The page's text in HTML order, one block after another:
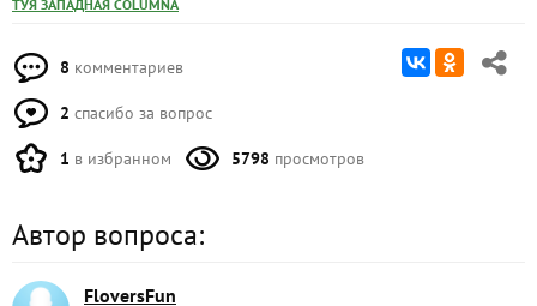
ТУЯ ЗАПАДНАЯ COLUMNA
8 комментариев
2 спасибо за вопрос
1 в избранном 5798 просмотров
Автор вопроса:
FloversFun